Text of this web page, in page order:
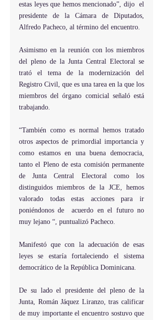
estas leyes que hemos mencionado”, dijo  el
presidente de la Cámara de Diputados,
Alfredo Pacheco, al término del encuentro.
Asimismo en la reunión con los miembros
del pleno de la Junta Central Electoral se
trató el tema de la modernización del
Registro Civil, que es una tarea en la que los
miembros del órgano comicial señaló está
trabajando.
“También como es normal hemos tratado
otros aspectos de primordial importancia y
como estamos en una buena democracia,
tanto el Pleno de esta comisión permanente
de Junta Central Electoral como los
distinguidos miembros de la JCE, hemos
valorado todas estas acciones para ir
poniéndonos de  acuerdo en el futuro no
muy lejano “, puntualizó Pacheco.
Manifestó que con la adecuación de esas
leyes se estaría fortaleciendo el sistema
democrático de la República Dominicana.
De su lado el presidente del pleno de la
Junta, Román Jáquez Liranzo, tras calificar
de muy importante el encuentro sostuvo que